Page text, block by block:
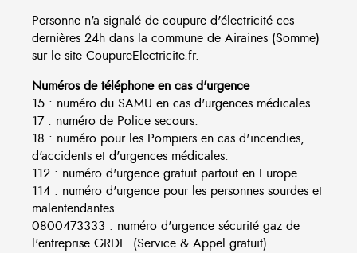
Personne n'a signalé de coupure d'électricité ces
dernières 24h dans la commune de Airaines (Somme)
sur le site CoupureElectricite.fr.
Numéros de téléphone en cas d'urgence
15 : numéro du SAMU en cas d'urgences médicales.
17 : numéro de Police secours.
18 : numéro pour les Pompiers en cas d'incendies,
d'accidents et d'urgences médicales.
112 : numéro d'urgence gratuit partout en Europe.
114 : numéro d'urgence pour les personnes sourdes et
malentendantes.
0800473333 : numéro d'urgence sécurité gaz de
l'entreprise GRDF. (Service & Appel gratuit)